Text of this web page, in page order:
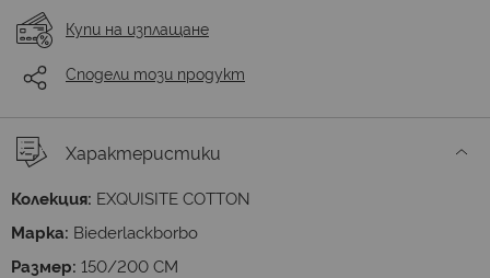
Купи на изплащане
Сподели този продукт
Характеристики
Колекция: EXQUISITE COTTON
Марка: Biederlackborbo
Размер: 150/200 СМ